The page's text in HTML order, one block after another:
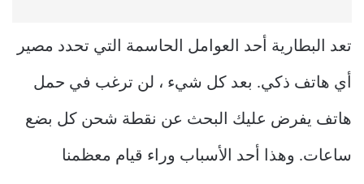
تعد البطارية أحد العوامل الحاسمة التي تحدد مصير
أي هاتف ذكي. بعد كل شيء ، لن ترغب في حمل
هاتف يفرض عليك البحث عن نقطة شحن كل بضع
ساعات. وهذا أحد الأسباب وراء قيام معظمنا